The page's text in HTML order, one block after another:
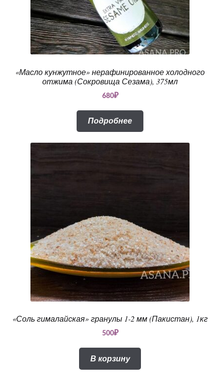
«Масло кунжутное» нерафинированное холодного
отжима (Сокровища Сезама), 375мл
680₽
Подробнее
«Соль гималайская» гранулы 1-2 мм (Пакистан), 1кг
500₽
В корзину